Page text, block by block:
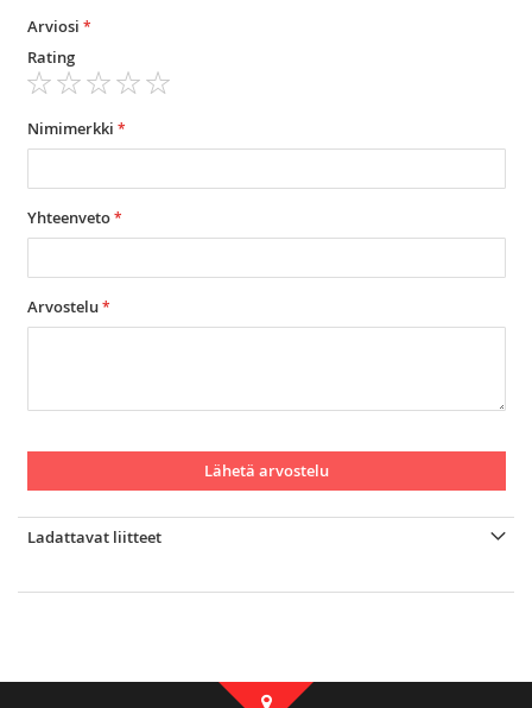
Arviosi
Rating
star
stars
stars
stars
stars
Nimimerkki
Yhteenveto
Arvostelu
Lähetä arvostelu
Ladattavat liitteet